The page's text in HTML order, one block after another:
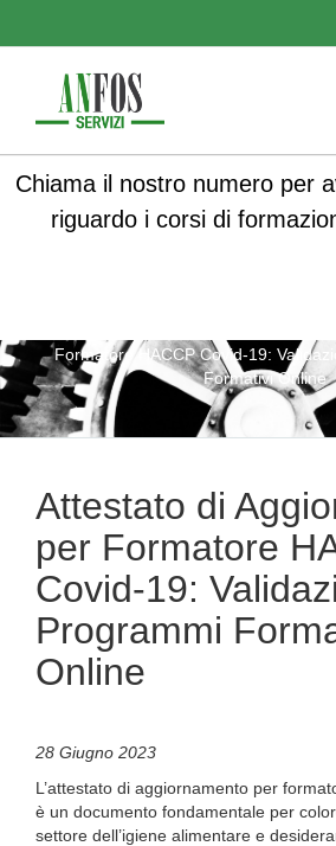
Chiama il nostro numero per
riguardo i corsi di
Formatore HACCP Covid-19:
Formativi Online
Attestato di
per Formatore
Covid-19:
Programmi
Online
28 Giugno 2023
L’attestato di aggiornamento per
è un documento fondamentale per
settore dell’igiene alimentare e